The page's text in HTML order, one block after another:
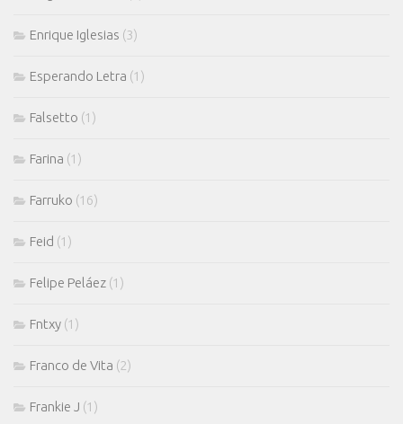
Enrique Iglesias (3)
Esperando Letra (1)
Falsetto (1)
Farina (1)
Farruko (16)
Feid (1)
Felipe Peláez (1)
Fntxy (1)
Franco de Vita (2)
Frankie J (1)